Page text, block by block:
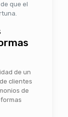
que el
de un
clientes
de